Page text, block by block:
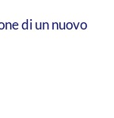
di un nuovo